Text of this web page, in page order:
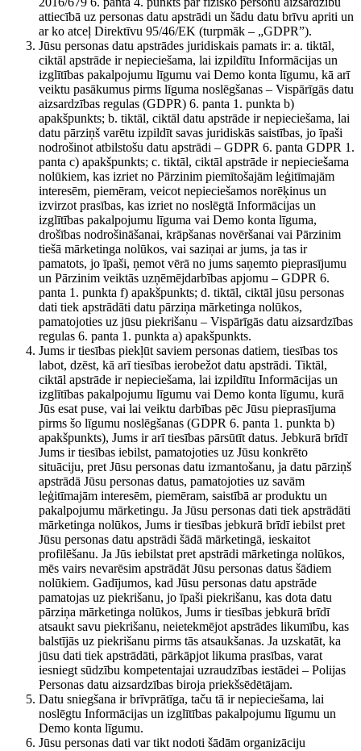
attiecībā uz personas datu apstrādi un šādu datu brīvu apriti un
ar ko atceļ Direktīvu 95/46/EK (turpmāk – „GDPR”).
Jūsu personas datu apstrādes juridiskais pamats ir: a. tiktāl,
ciktāl apstrāde ir nepieciešama, lai izpildītu Informācijas un
izglītības pakalpojumu līgumu vai Demo konta līgumu, kā arī
veiktu pasākumus pirms līguma noslēgšanas – Vispārīgās datu
aizsardzības regulas (GDPR) 6. panta 1. punkta b)
apakšpunkts; b. tiktāl, ciktāl datu apstrāde ir nepieciešama, lai
datu pārziņš varētu izpildīt savas juridiskās saistības, jo īpaši
nodrošinot atbilstošu datu apstrādi – GDPR 6. panta GDPR 1.
panta c) apakšpunkts; c. tiktāl, ciktāl apstrāde ir nepieciešama
nolūkiem, kas izriet no Pārzinim piemītošajām leģitīmajām
interesēm, piemēram, veicot nepieciešamos norēķinus un
izvirzot prasības, kas izriet no noslēgtā Informācijas un
izglītības pakalpojumu līguma vai Demo konta līguma,
drošības nodrošināšanai, krāpšanas novēršanai vai Pārzinim
tiešā mārketinga nolūkos, vai saziņai ar jums, ja tas ir
pamatots, jo īpaši, ņemot vērā no jums saņemto pieprasījumu
un Pārzinim veiktās uzņēmējdarbības apjomu – GDPR 6.
panta 1. punkta f) apakšpunkts; d. tiktāl, ciktāl jūsu personas
dati tiek apstrādāti datu pārziņa mārketinga nolūkos,
pamatojoties uz jūsu piekrišanu – Vispārīgās datu aizsardzības
regulas 6. panta 1. punkta a) apakšpunkts.
Jums ir tiesības piekļūt saviem personas datiem, tiesības tos
labot, dzēst, kā arī tiesības ierobežot datu apstrādi. Tiktāl,
ciktāl apstrāde ir nepieciešama, lai izpildītu Informācijas un
izglītības pakalpojumu līgumu vai Demo konta līgumu, kurā
Jūs esat puse, vai lai veiktu darbības pēc Jūsu pieprasījuma
pirms šo līgumu noslēgšanas (GDPR 6. panta 1. punkta b)
apakšpunkts), Jums ir arī tiesības pārsūtīt datus. Jebkurā brīdī
Jums ir tiesības iebilst, pamatojoties uz Jūsu konkrēto
situāciju, pret Jūsu personas datu izmantošanu, ja datu pārziņš
apstrādā Jūsu personas datus, pamatojoties uz savām
leģitīmajām interesēm, piemēram, saistībā ar produktu un
pakalpojumu mārketingu. Ja Jūsu personas dati tiek apstrādāti
mārketinga nolūkos, Jums ir tiesības jebkurā brīdī iebilst pret
Jūsu personas datu apstrādi šādā mārketingā, ieskaitot
profilēšanu. Ja Jūs iebilstat pret apstrādi mārketinga nolūkos,
mēs vairs nevarēsim apstrādāt Jūsu personas datus šādiem
nolūkiem. Gadījumos, kad Jūsu personas datu apstrāde
pamatojas uz piekrišanu, jo īpaši piekrišanu, kas dota datu
pārziņa mārketinga nolūkos, Jums ir tiesības jebkurā brīdī
atsaukt savu piekrišanu, neietekmējot apstrādes likumību, kas
balstījās uz piekrišanu pirms tās atsaukšanas. Ja uzskatāt, ka
jūsu dati tiek apstrādāti, pārkāpjot likuma prasības, varat
iesniegt sūdzību kompetentajai uzraudzības iestādei – Polijas
Personas datu aizsardzības biroja priekšsēdētājam.
Datu sniegšana ir brīvprātīga, taču tā ir nepieciešama, lai
noslēgtu Informācijas un izglītības pakalpojumu līgumu un
Demo konta līgumu.
Jūsu personas dati var tikt nodoti šādām organizāciju